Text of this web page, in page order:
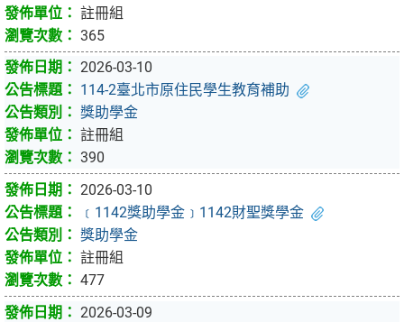
註冊組
365
2026-03-10
114-2臺北市原住民學生教育補助
獎助學金
註冊組
390
2026-03-10
﹝1142獎助學金﹞1142財聖獎學金
獎助學金
註冊組
477
2026-03-09